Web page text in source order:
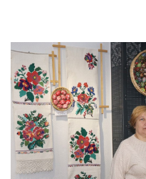
5 Квітня 2025 р.